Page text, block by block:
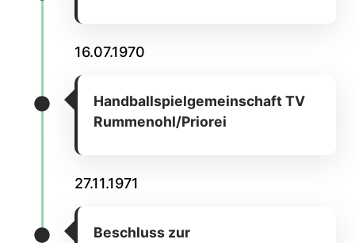
16.07.1970
Handballspielgemeinschaft TV
Rummenohl/Priorei
27.11.1971
Beschluss zur